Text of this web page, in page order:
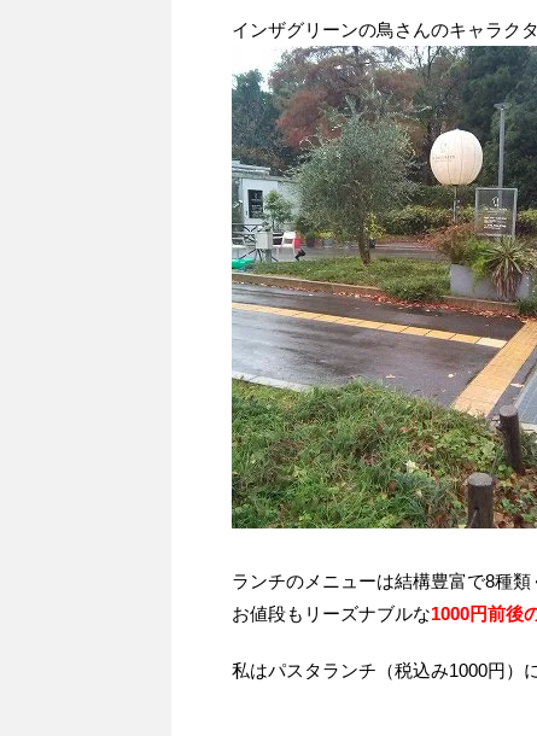
インザグリーンの鳥さんのキャラク
ランチのメニューは結構豊富で8種類
お値段もリーズナブルな1000円前後
私はパスタランチ（税込み1000円）